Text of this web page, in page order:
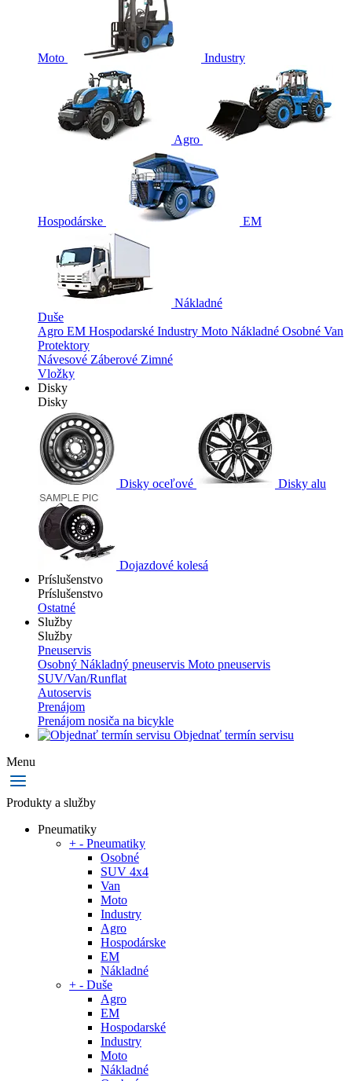
Moto Industry
Agro
Hospodárske EM
Nákladné
Duše
Agro EM Hospodarské Industry Moto Nákladné Osobné Van
Protektory
Návesové Záberové Zimné
Vložky
Disky
Disky
Disky oceľové Disky alu
Dojazdové kolesá
Príslušenstvo
Príslušenstvo
Ostatné
Služby
Služby
Pneuservis
Osobný Nákladný pneuservis Moto pneuservis
SUV/Van/Runflat
Autoservis
Prenájom
Prenájom nosiča na bicykle
Objednať termín servisu
Menu
Produkty a služby
Pneumatiky
+ - Pneumatiky
Osobné
SUV 4x4
Van
Moto
Industry
Agro
Hospodárske
EM
Nákladné
+ - Duše
Agro
EM
Hospodarské
Industry
Moto
Nákladné